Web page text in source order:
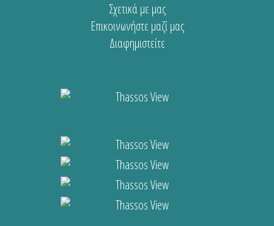
Σχετικά με μας
Επικοινωνήστε μαζί μας
Διαφημιστείτε